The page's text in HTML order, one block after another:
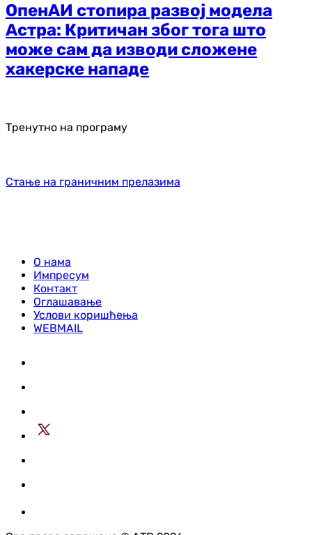
ОпенАИ стопира развој модела
Астра: Критичан због тога што
може сам да изводи сложене
хакерске нападе
Тренутно на програму
Стање на граничним прелазима
О нама
Импресум
Контакт
Оглашавање
Услови коришћења
WEBMAIL